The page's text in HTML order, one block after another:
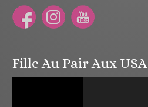
Fille Au Pair Aux USA